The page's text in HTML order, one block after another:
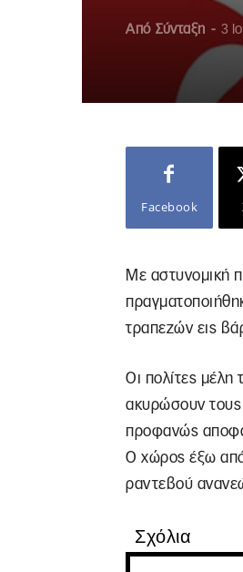
Από Σύνταξη - 3
Facebook
Με αστυνομική
τραπεζών εις
Οι πολίτες
ακυρώσουν τους
προφανώς
Ο χώρος έξω από
ραντεβού
Σχόλια